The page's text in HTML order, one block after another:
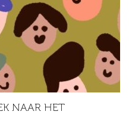
NAAR HET